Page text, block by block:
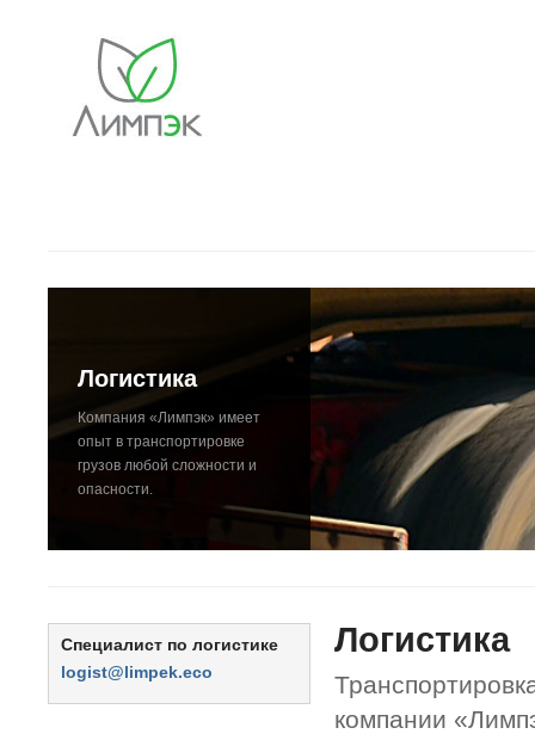
Логистика
Компания «Лимпэк» имеет
опыт в транспортировке
грузов любой сложности и
опасности.
Специалист по логистике
logist@limpek.eco
Логистика
компании